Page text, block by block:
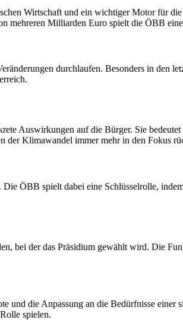
Wirtschaft und ein wichtiger Motor für
mehreren Milliarden Euro spielt die ÖBB
durchlaufen. Besonders in den
Auswirkungen auf die Bürger. Sie
der Klimawandel immer mehr in den Fokus
ÖBB spielt dabei eine Schlüsselrolle,
bei der das Präsidium gewählt wird. Die
und die Anpassung an die Bedürfnisse
spielen.